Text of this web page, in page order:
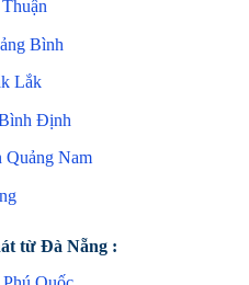
Bình
Lắk
Định
Quảng Nam
từ Đà Nẵng :